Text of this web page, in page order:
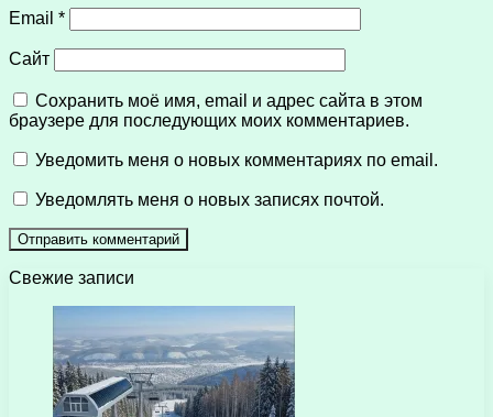
Email *
Сайт
Сохранить моё имя, email и адрес сайта в этом
браузере для последующих моих комментариев.
Уведомить меня о новых комментариях по email.
Уведомлять меня о новых записях почтой.
Свежие записи